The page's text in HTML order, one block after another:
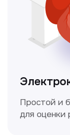
Это
и
от наших
вашего